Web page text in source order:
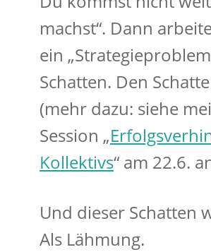
machst“. Dann
ein
Schatten. Den
(mehr dazu: siehe
Session „
Kollektivs“ am 22.6.
Und dieser Schatten
Als Lähmung.